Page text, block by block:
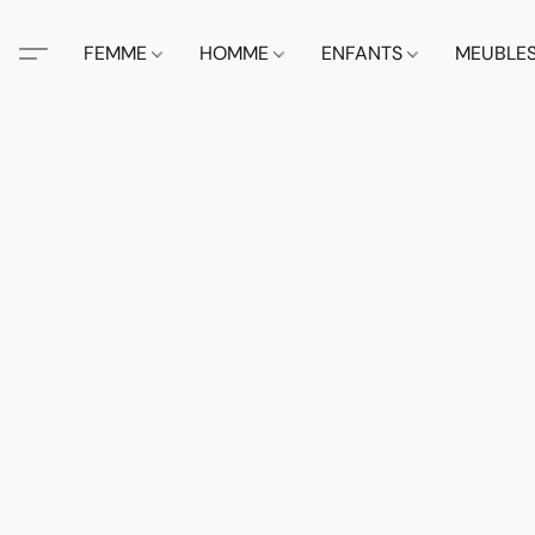
FEMME HOMME ENFANTS